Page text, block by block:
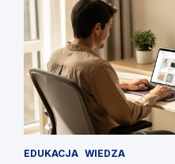
EDUKACJA WIEDZA